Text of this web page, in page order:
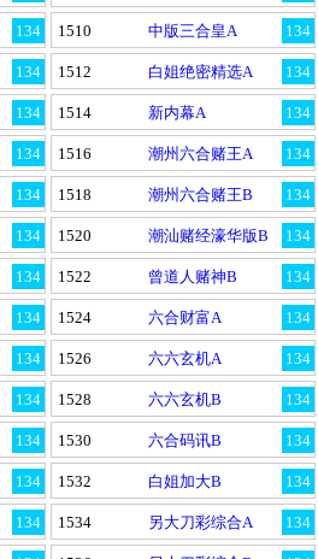
134 134
1510 中版三合皇A
134 134
1512 白姐绝密精选A
134 134
1514 新内幕A
134 134
1516 潮州六合赌王A
134 134
1518 潮州六合赌王B
134 134
1520 潮汕赌经濠华版B
134 134
1522 曾道人赌神B
134 134
1524 六合财富A
134 134
1526 六六玄机A
134 134
1528 六六玄机B
134 134
1530 六合码讯B
134 134
1532 白姐加大B
134 134
1534 另大刀彩综合A